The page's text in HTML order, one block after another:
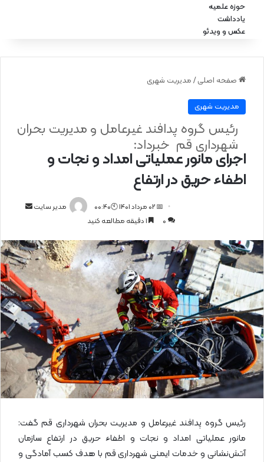
حوزه علمیه
یادداشت
عکس و ویدئو
صفحه اصلی / مدیریت شهری
مدیریت شهری
اجرای مانور عملیاتی امداد و نجات و
اطفاء حریق در ارتفاع
رئیس گروه پدافند غیرعامل و مدیریت بحران
شهرداری قم خبرداد:
مدیر سایت
ا
ل
ی
م
ی
📅 02 مرداد 1401 🕙00:40
0
رئیس گروه پدافند غیرعامل و مدیریت بحران شهرداری قم گفت:
مانور عملیاتی امداد و نجات و اطفاء حریق در ارتفاع سازمان
آتش‌نشانی و خدمات ایمنی شهرداری قم با هدف کسب آمادگی و